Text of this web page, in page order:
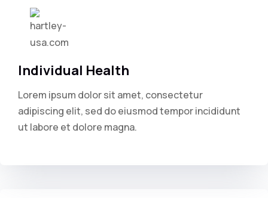
Individual Health
Lorem ipsum dolor sit amet, consectetur
adipiscing elit, sed do eiusmod tempor incididunt
ut labore et dolore magna.